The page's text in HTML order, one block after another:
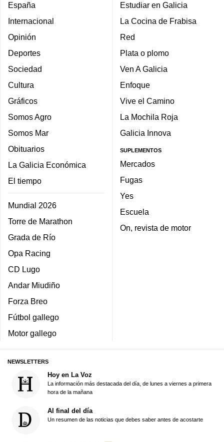
España
Internacional
Opinión
Deportes
Sociedad
Cultura
Gráficos
Somos Agro
Somos Mar
Obituarios
La Galicia Económica
El tiempo
Mundial 2026
Torre de Marathon
Grada de Río
Opa Racing
CD Lugo
Andar Miudiño
Forza Breo
Fútbol gallego
Motor gallego
Estudiar en Galicia
La Cocina de Frabisa
Red
Plata o plomo
Ven A Galicia
Enfoque
Vive el Camino
La Mochila Roja
Galicia Innova
SUPLEMENTOS
Mercados
Fugas
Yes
Escuela
On, revista de motor
NEWSLETTERS
Hoy en La Voz
La información más destacada del día, de lunes a viernes a primera
hora de la mañana
Al final del día
Un resumen de las noticias que debes saber antes de acostarte